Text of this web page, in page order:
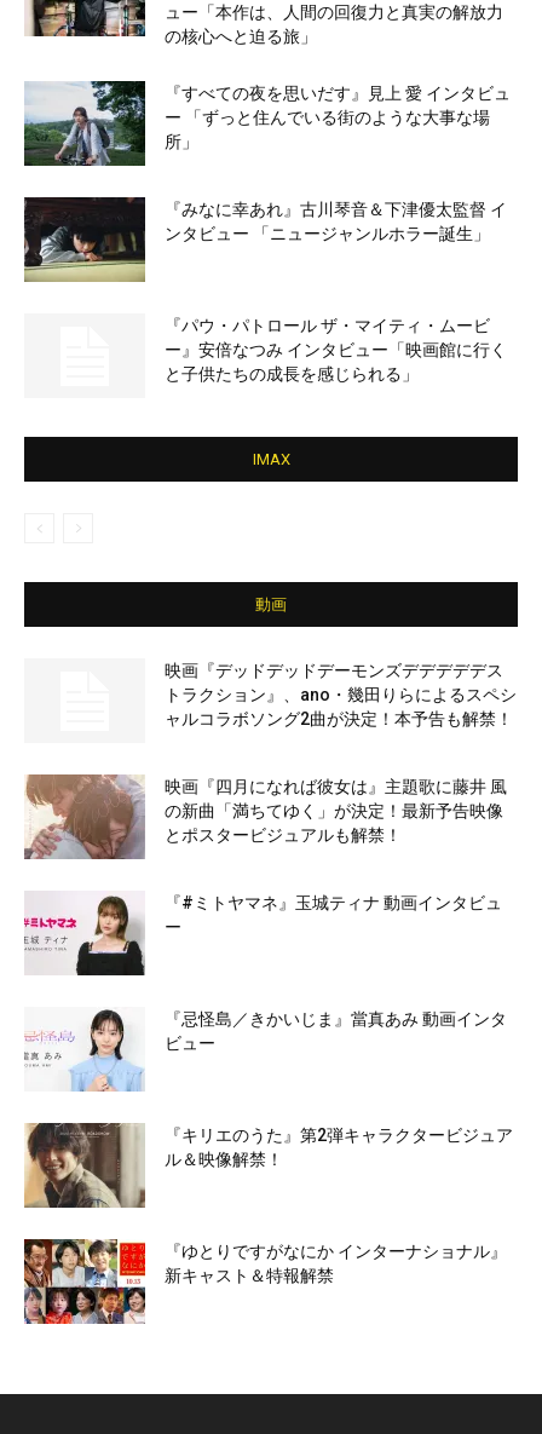
ュー「本作は、人間の回復力と真実の解放力
の核心へと迫る旅」
『すべての夜を思いだす』見上 愛 インタビュ
ー 「ずっと住んでいる街のような大事な場
所」
『みなに幸あれ』古川琴音＆下津優太監督 イ
ンタビュー 「ニュージャンルホラー誕生」
『パウ・パトロール ザ・マイティ・ムービ
ー』安倍なつみ インタビュー「映画館に行く
と子供たちの成長を感じられる」
IMAX
動画
映画『デッドデッドデーモンズデデデデデス
トラクション』、ano・幾田りらによるスペシ
ャルコラボソング2曲が決定！本予告も解禁！
映画『四月になれば彼女は』主題歌に藤井 風
の新曲「満ちてゆく」が決定！最新予告映像
とポスタービジュアルも解禁！
『#ミトヤマネ』玉城ティナ 動画インタビュ
ー
『忌怪島／きかいじま』當真あみ 動画インタ
ビュー
『キリエのうた』第2弾キャラクタービジュア
ル＆映像解禁！
『ゆとりですがなにか インターナショナル』
新キャスト＆特報解禁